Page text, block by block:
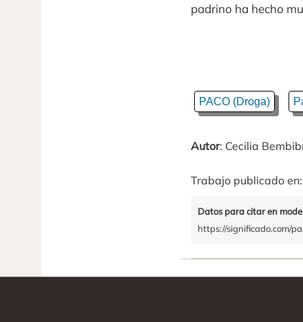
padrino ha hecho
PACO (Droga)
Autor: Cecilia
Trabajo publicado
Datos para citar en
https://significado.com/